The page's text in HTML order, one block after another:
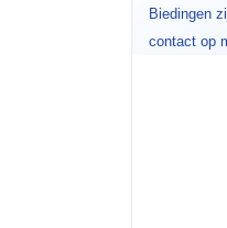
Biedingen
contact op